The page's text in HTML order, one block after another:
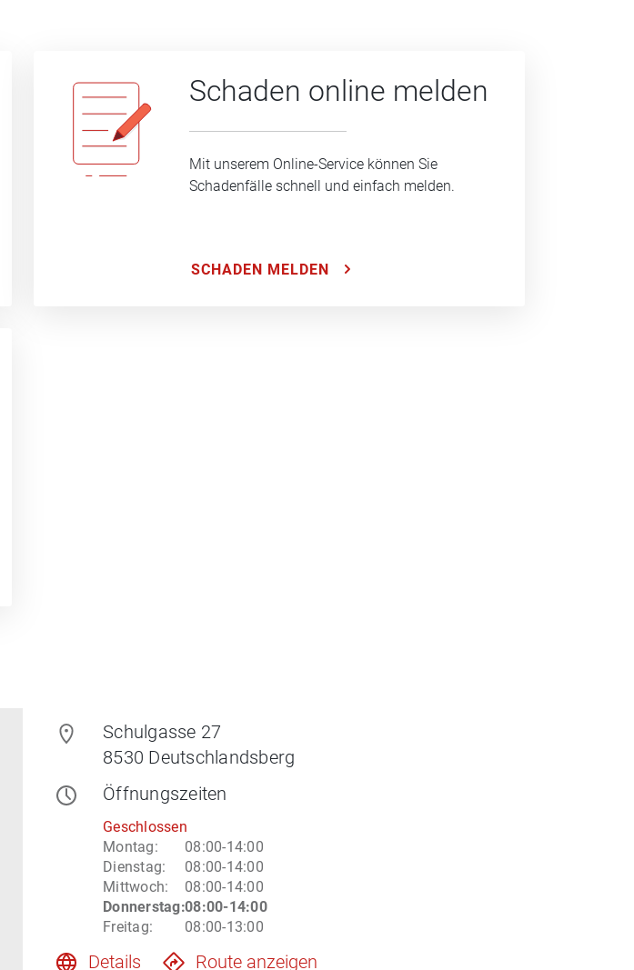
Schaden online melden
Mit unserem Online-Service können Sie
Schadenfälle schnell und einfach melden.
SCHADEN MELDEN
Schulgasse 27
8530 Deutschlandsberg
Öffnungszeiten
Geschlossen
Montag:
08:00-14:00
Dienstag:
08:00-14:00
Mittwoch:
08:00-14:00
Donnerstag:08:00-14:00
Freitag: 08:00-13:00
Details Route anzeigen